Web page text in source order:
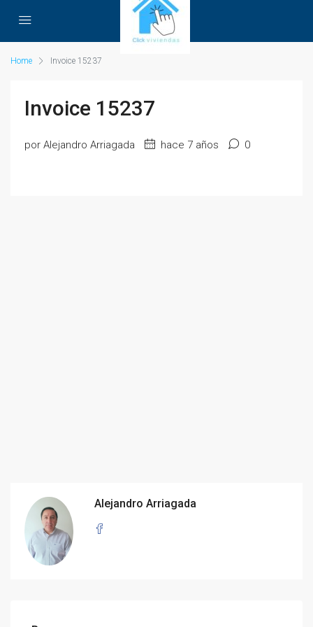
Home Invoice 15237
Invoice 15237
por Alejandro Arriagada hace 7 años 0
Alejandro Arriagada